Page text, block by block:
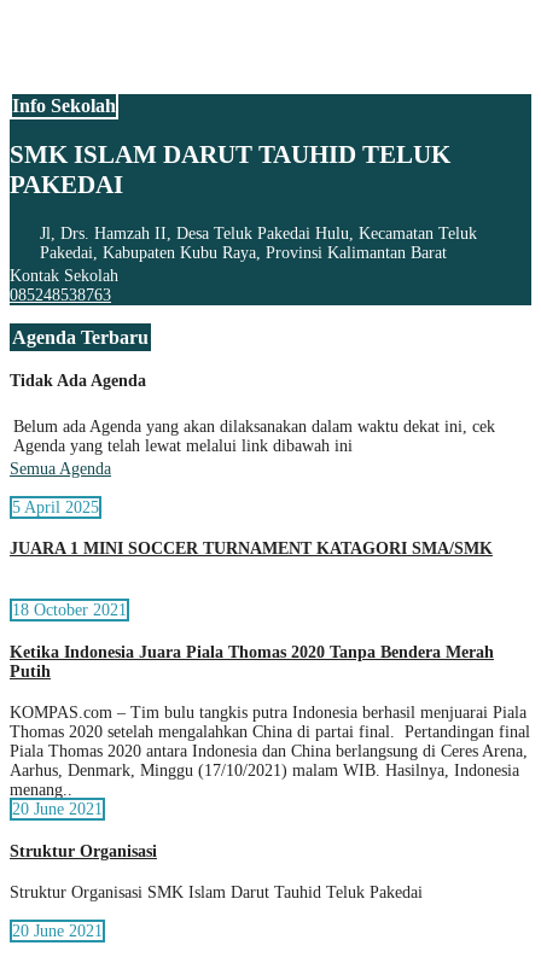
Info Sekolah
SMK ISLAM DARUT TAUHID TELUK
PAKEDAI
Jl, Drs. Hamzah II, Desa Teluk Pakedai Hulu, Kecamatan Teluk
Pakedai, Kabupaten Kubu Raya, Provinsi Kalimantan Barat
Kontak Sekolah
085248538763
Agenda Terbaru
Tidak Ada Agenda
Belum ada Agenda yang akan dilaksanakan dalam waktu dekat ini, cek
Agenda yang telah lewat melalui link dibawah ini
Semua Agenda
5 April 2025
JUARA 1 MINI SOCCER TURNAMENT KATAGORI SMA/SMK
18 October 2021
Ketika Indonesia Juara Piala Thomas 2020 Tanpa Bendera Merah
Putih
KOMPAS.com – Tim bulu tangkis putra Indonesia berhasil menjuarai Piala
Thomas 2020 setelah mengalahkan China di partai final. Pertandingan final
Piala Thomas 2020 antara Indonesia dan China berlangsung di Ceres Arena,
Aarhus, Denmark, Minggu (17/10/2021) malam WIB. Hasilnya, Indonesia
menang..
20 June 2021
Struktur Organisasi
Struktur Organisasi SMK Islam Darut Tauhid Teluk Pakedai
20 June 2021